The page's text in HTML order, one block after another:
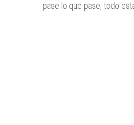
pase lo que pase, todo